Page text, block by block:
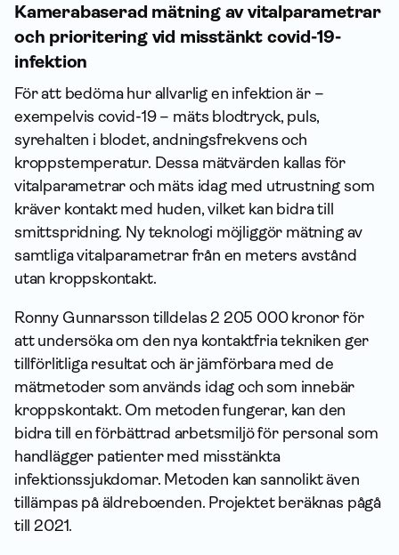
Kamerabaserad mätning av vitalparametrar
och prioritering vid misstänkt covid-19-
infektion
För att bedöma hur allvarlig en infektion är –
exempelvis covid-19 – mäts blodtryck, puls,
syrehalten i blodet, andningsfrekvens och
kroppstemperatur. Dessa mätvärden kallas för
vitalparametrar och mäts idag med utrustning som
kräver kontakt med huden, vilket kan bidra till
smittspridning. Ny teknologi möjliggör mätning av
samtliga vitalparametrar från en meters avstånd
utan kroppskontakt.
Ronny Gunnarsson tilldelas 2 205 000 kronor för
att undersöka om den nya kontaktfria tekniken ger
tillförlitliga resultat och är jämförbara med de
mätmetoder som används idag och som innebär
kroppskontakt. Om metoden fungerar, kan den
bidra till en förbättrad arbetsmiljö för personal som
handlägger patienter med misstänkta
infektionssjukdomar. Metoden kan sannolikt även
tillämpas på äldreboenden. Projektet beräknas pågå
till 2021.